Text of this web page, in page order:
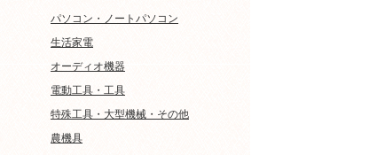
パソコン・ノートパソコン
生活家電
オーディオ機器
電動工具・工具
特殊工具・大型機械・その他
農機具